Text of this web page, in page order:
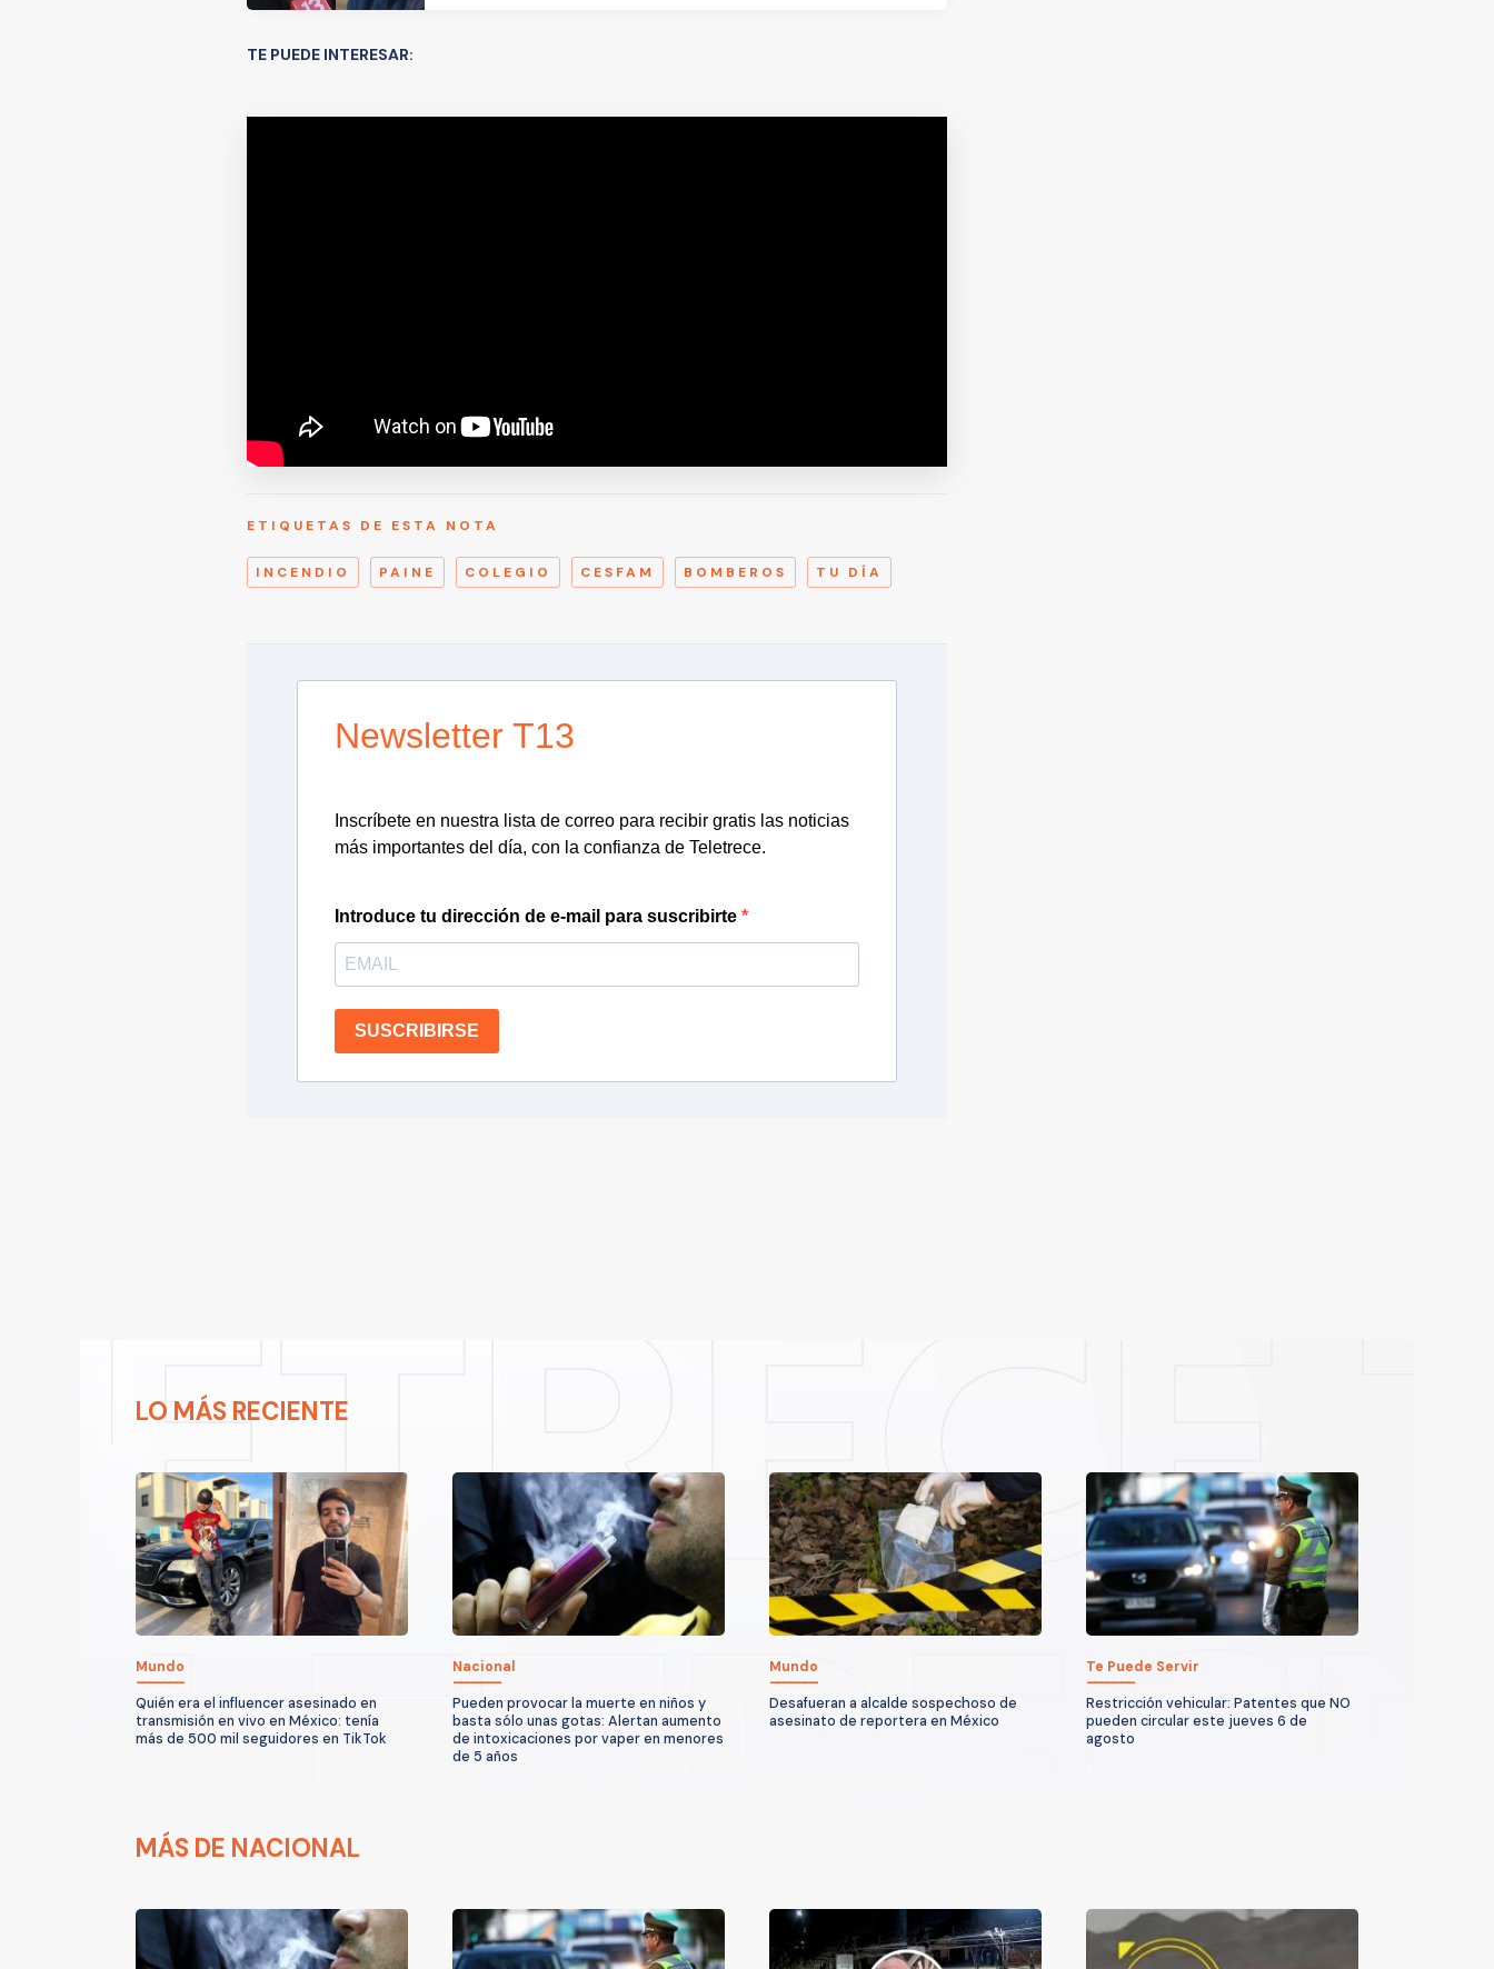
TE PUEDE INTERESAR:
ETIQUETAS DE ESTA NOTA
INCENDIO PAINE COLEGIO CESFAM BOMBEROS TU DÍA
Newsletter T13
Inscríbete en nuestra lista de correo para recibir gratis las noticias
más importantes del día, con la confianza de Teletrece.
Introduce tu dirección de e-mail para suscribirte
SUSCRIBIRSE
LO MÁS RECIENTE
Mundo
Quién era el influencer asesinado en
transmisión en vivo en México: tenía
más de 500 mil seguidores en TikTok
Nacional
Pueden provocar la muerte en niños y
basta sólo unas gotas: Alertan aumento
de intoxicaciones por vaper en menores
de 5 años
Mundo
Desafueran a alcalde sospechoso de
asesinato de reportera en México
Te Puede Servir
Restricción vehicular: Patentes que NO
pueden circular este jueves 6 de
agosto
MÁS DE NACIONAL